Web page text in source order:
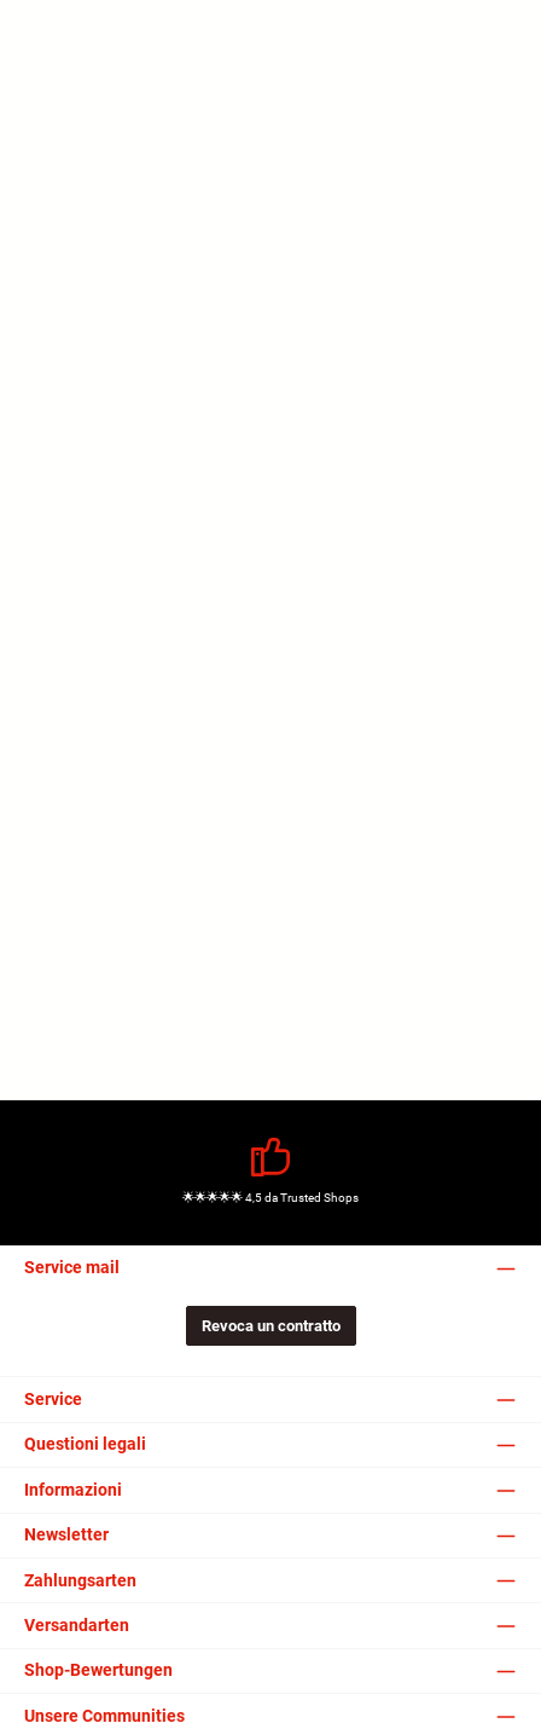
🌟🌟🌟🌟🌟 4,5 da Trusted Shops
Service mail
Revoca un contratto
Service
Questioni legali
Informazioni
Newsletter
Zahlungsarten
Versandarten
Shop-Bewertungen
Unsere Communities